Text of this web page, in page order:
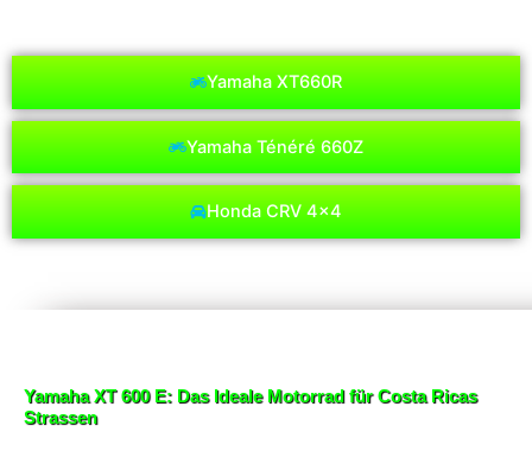
Yamaha XT660R
Yamaha Ténéré 660Z
Honda CRV 4x4
Yamaha XT 600 E: Das Ideale Motorrad für Costa Ricas
Strassen